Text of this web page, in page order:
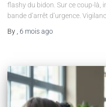
flashy du bidon. Sur ce coup-là,
bande d’arrêt d’urgence.
By
6 moisago